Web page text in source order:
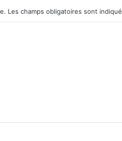
Les champs obligatoires sont